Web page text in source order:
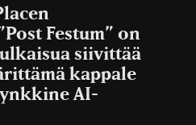
Festum” on
siivittää
kappale
AI-